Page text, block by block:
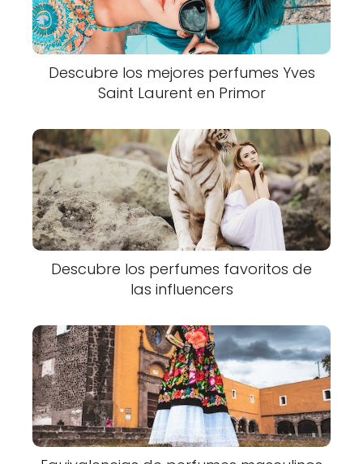
Descubre los mejores perfumes Yves
Saint Laurent en Primor
Descubre los perfumes favoritos de
las influencers